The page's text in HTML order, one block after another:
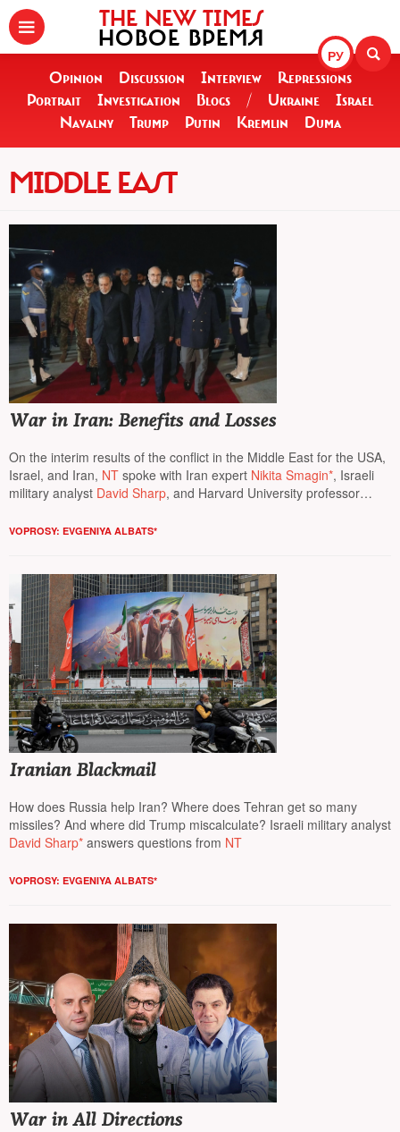
РУ
THE NEW TIMES
НОВОЕ ВРЕМЯ
Opinion Discussion Interview
Repressions
Portrait
Investigation Blogs / Ukraine
Israel
Navalny
Trump Putin Kremlin Duma
MIDDLE EAST
War in Iran: Benefits and Losses
On the interim results of the conflict in the Middle East for the USA,
Israel, and Iran, NT spoke with Iran expert Nikita Smagin*, Israeli
military analyst David Sharp, and Harvard University professor
VOPROSY: EVGENIYA ALBATS*
Iranian Blackmail
How does Russia help Iran? Where does Tehran get so many
missiles? And where did Trump miscalculate? Israeli military analyst
David Sharp* answers questions from NT
VOPROSY: EVGENIYA ALBATS*
War in All Directions